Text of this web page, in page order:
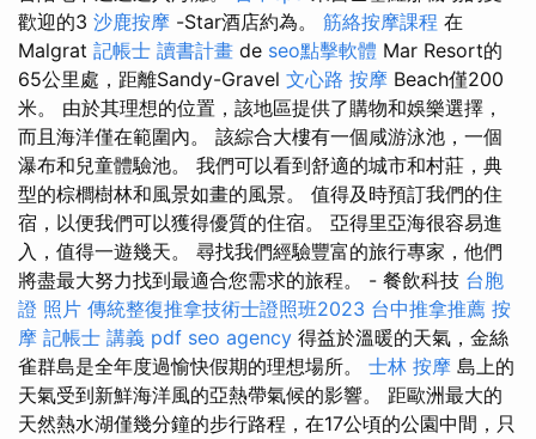
歡迎的3 沙鹿按摩 -Star酒店約為。 筋絡按摩課程 在
Malgrat 記帳士 讀書計畫 de seo點擊軟體 Mar Resort的
65公里處，距離Sandy-Gravel 文心路 按摩 Beach僅200
米。 由於其理想的位置，該地區提供了購物和娛樂選擇，
而且海洋僅在範圍內。 該綜合大樓有一個咸游泳池，一個
瀑布和兒童體驗池。 我們可以看到舒適的城市和村莊，典
型的棕櫚樹林和風景如畫的風景。 值得及時預訂我們的住
宿，以便我們可以獲得優質的住宿。 亞得里亞海很容易進
入，值得一遊幾天。 尋找我們經驗豐富的旅行專家，他們
將盡最大努力找到最適合您需求的旅程。 - 餐飲科技 台胞
證 照片 傳統整復推拿技術士證照班2023 台中推拿推薦 按
摩 記帳士 講義 pdf seo agency 得益於溫暖的天氣，金絲
雀群島是全年度過愉快假期的理想場所。 士林 按摩 島上的
天氣受到新鮮海洋風的亞熱帶氣候的影響。 距歐洲最大的
天然熱水湖僅幾分鐘的步行路程，在17公頃的公園中間，只